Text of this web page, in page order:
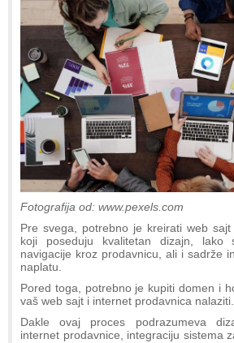
Fotografija od: www.pexels.com
Pre svega, potrebno je kreirati web
koji poseduju kvalitetan dizajn,
navigacije kroz prodavnicu, ali i sadrže
naplatu.
Pored toga, potrebno je kupiti domen i
vaš web sajt i internet prodavnica nalaziti.
Dakle ovaj proces podrazumeva
internet prodavnice, integraciju sistema